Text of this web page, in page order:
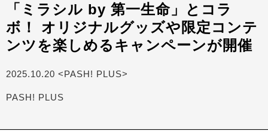
「ミラシル by 第一生命」とコラ
ボ！ オリジナルグッズや限定コンテ
ンツを楽しめるキャンペーンが開催
2025.10.20 <PASH! PLUS>
PASH! PLUS